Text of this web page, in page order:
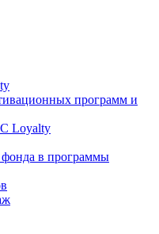
программ и
Loyalty
фонда в программы